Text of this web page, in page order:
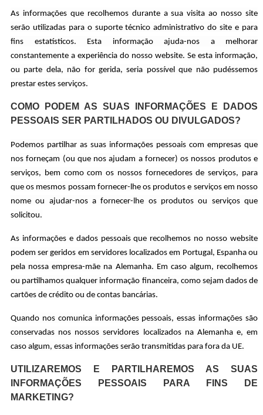
As informações que recolhemos durante a sua visita ao nosso site
serão utilizadas para o suporte técnico administrativo do site e para
fins estatísticos. Esta informação ajuda-nos a melhorar
constantemente a experiência do nosso website. Se esta informação,
ou parte dela, não for gerida, seria possível que não pudéssemos
prestar estes serviços.
COMO PODEM AS SUAS INFORMAÇÕES E DADOS
PESSOAIS SER PARTILHADOS OU DIVULGADOS?
Podemos partilhar as suas informações pessoais com empresas que
nos forneçam (ou que nos ajudam a fornecer) os nossos produtos e
serviços, bem como com os nossos fornecedores de serviços, para
que os mesmos possam fornecer-lhe os produtos e serviços em nosso
nome ou ajudar-nos a fornecer-lhe os produtos ou serviços que
solicitou.
As informações e dados pessoais que recolhemos no nosso website
podem ser geridos em servidores localizados em Portugal, Espanha ou
pela nossa empresa-mãe na Alemanha. Em caso algum, recolhemos
ou partilhamos qualquer informação financeira, como sejam dados de
cartões de crédito ou de contas bancárias.
Quando nos comunica informações pessoais, essas informações são
conservadas nos nossos servidores localizados na Alemanha e, em
caso algum, essas informações serão transmitidas para fora da UE.
UTILIZAREMOS E PARTILHAREMOS AS SUAS
INFORMAÇÕES PESSOAIS PARA FINS DE
MARKETING?